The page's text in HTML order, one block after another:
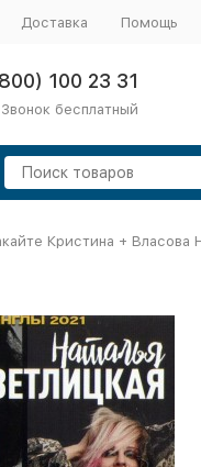
Доставка Помощь
100 23 31
Звонок бесплатный
Кристина + Власова